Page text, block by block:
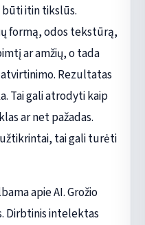
būti itin tikslūs.
formą, odos tekstūrą,
ar amžių, o tada
Rezultatas
Tai gali atrodyti kaip
ar net pažadas.
tai gali turėti
apie AI. Grožio
Dirbtinis intelektas